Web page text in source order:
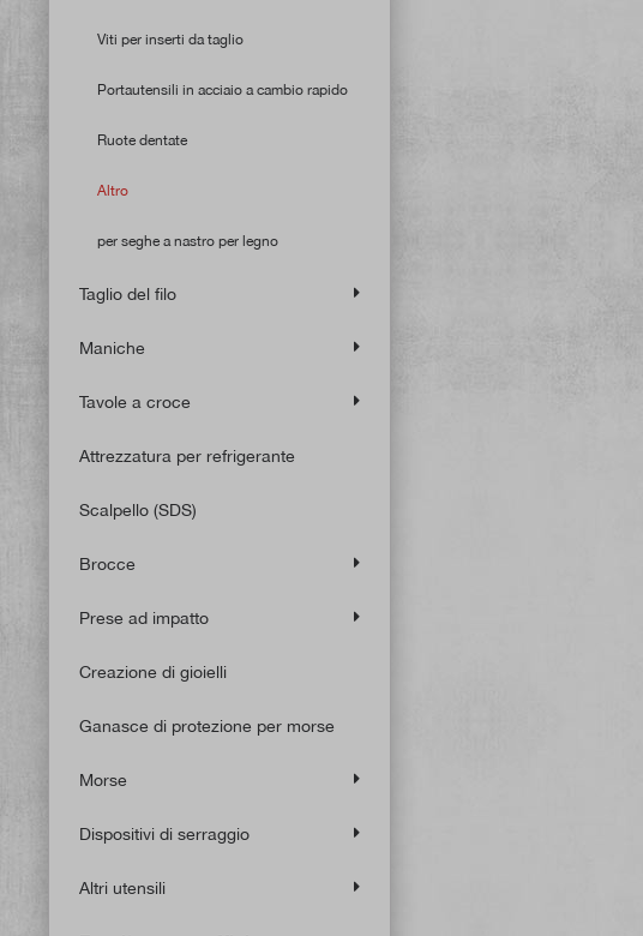
Viti per inserti da taglio
Portautensili in acciaio a cambio rapido
Ruote dentate
Altro
per seghe a nastro per legno
Taglio del filo
Maniche
Tavole a croce
Attrezzatura per refrigerante
Scalpello (SDS)
Brocce
Prese ad impatto
Creazione di gioielli
Ganasce di protezione per morse
Morse
Dispositivi di serraggio
Altri utensili